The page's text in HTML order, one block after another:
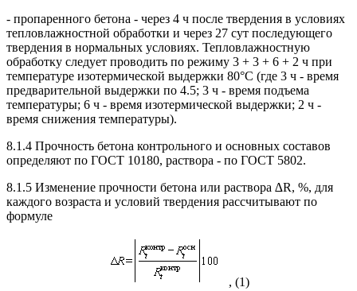
- пропаренного бетона - через 4 ч после твердения в условиях
тепловлажностной обработки и через 27 сут последующего
твердения в нормальных условиях. Тепловлажностную
обработку следует проводить по режиму 3 + 3 + 6 + 2 ч при
температуре изотермической выдержки 80°С (где 3 ч - время
предварительной выдержки по 4.5; 3 ч - время подъема
температуры; 6 ч - время изотермической выдержки; 2 ч -
время снижения температуры).
8.1.4 Прочность бетона контрольного и основных составов
определяют по ГОСТ 10180, раствора - по ГОСТ 5802.
8.1.5 Изменение прочности бетона или раствора ∆R, %, для
каждого возраста и условий твердения рассчитывают по
формуле
, (1)